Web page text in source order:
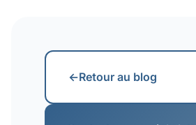
←Retour au blog